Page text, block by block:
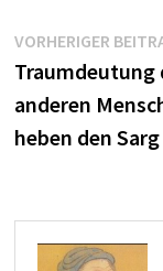
VORHERIGER
Traumdeutung
anderen
heben den